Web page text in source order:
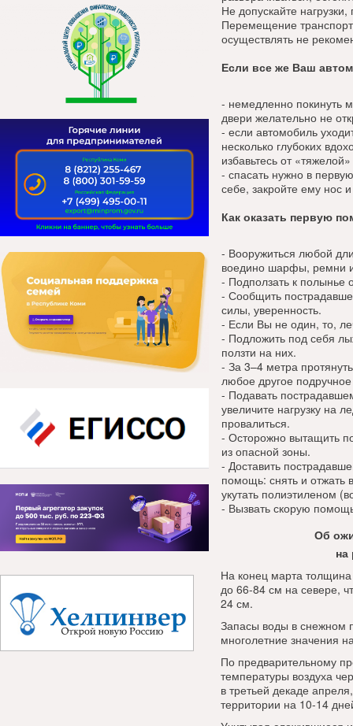
Не допускайте
Перемещение
осуществлять не
Если все же Ваш
- немедленно покинуть
двери желательно не
- если автомобиль
несколько глубоких
избавьтесь от
- спасать нужно в
себе, закройте ему нос
Как оказать первую
- Вооружиться любой
воедино шарфы, ремни
- Подползать к полынье
- Сообщить
силы, уверенность.
- Если Вы не один, то,
- Подложить под себя
ползти на них.
- За 3–4 метра
любое другое
- Подавать
увеличите нагрузку на
провалиться.
- Осторожно вытащить
из опасной зоны.
- Доставить
помощь: снять и отжать
укутать полиэтиленом
- Вызвать скорую
Об
на
На конец марта толщина
до 66-84 см на севере,
24 см.
Запасы воды в снежном
многолетние значения
По предварительному
температуры воздуха
в третьей декаде
территории на 10-14